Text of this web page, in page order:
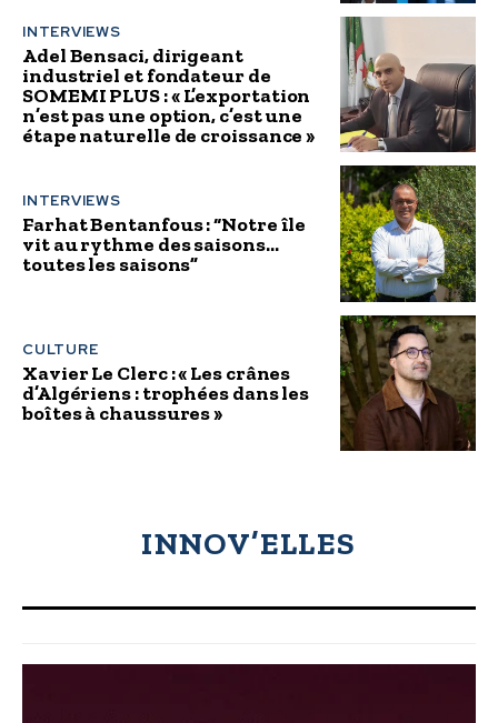
INTERVIEWS
Adel Bensaci, dirigeant
industriel et fondateur de
SOMEMI PLUS : « L’exportation
n’est pas une option, c’est une
étape naturelle de croissance »
INTERVIEWS
Farhat Bentanfous : “Notre île
vit au rythme des saisons…
toutes les saisons”
CULTURE
Xavier Le Clerc : « Les crânes
d’Algériens : trophées dans les
boîtes à chaussures »
INNOV’ELLES